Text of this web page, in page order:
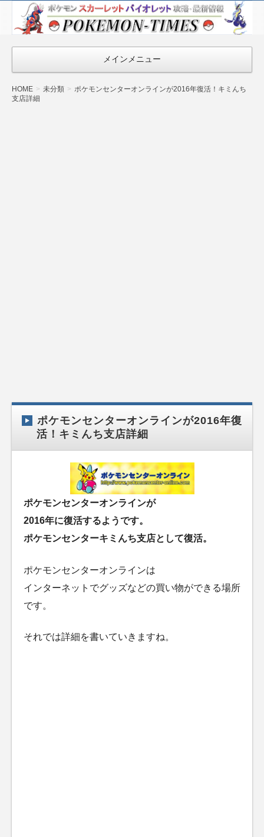
ポケモン最新
情報まとめ
『POKEMON-
TIMES』
メインメニュー
HOME 未分類
ポケモンセンターオンラインが2016年復活！キミんち
支店詳細
ポケモンセンターオンラインが2016年復
活！キミんち支店詳細
ポケモンセンターオンラインが
2016年に復活するようです。
ポケモンセンターキミんち支店として復活。
ポケモンセンターオンラインは
インターネットでグッズなどの買い物ができる場所
です。
それでは詳細を書いていきますね。